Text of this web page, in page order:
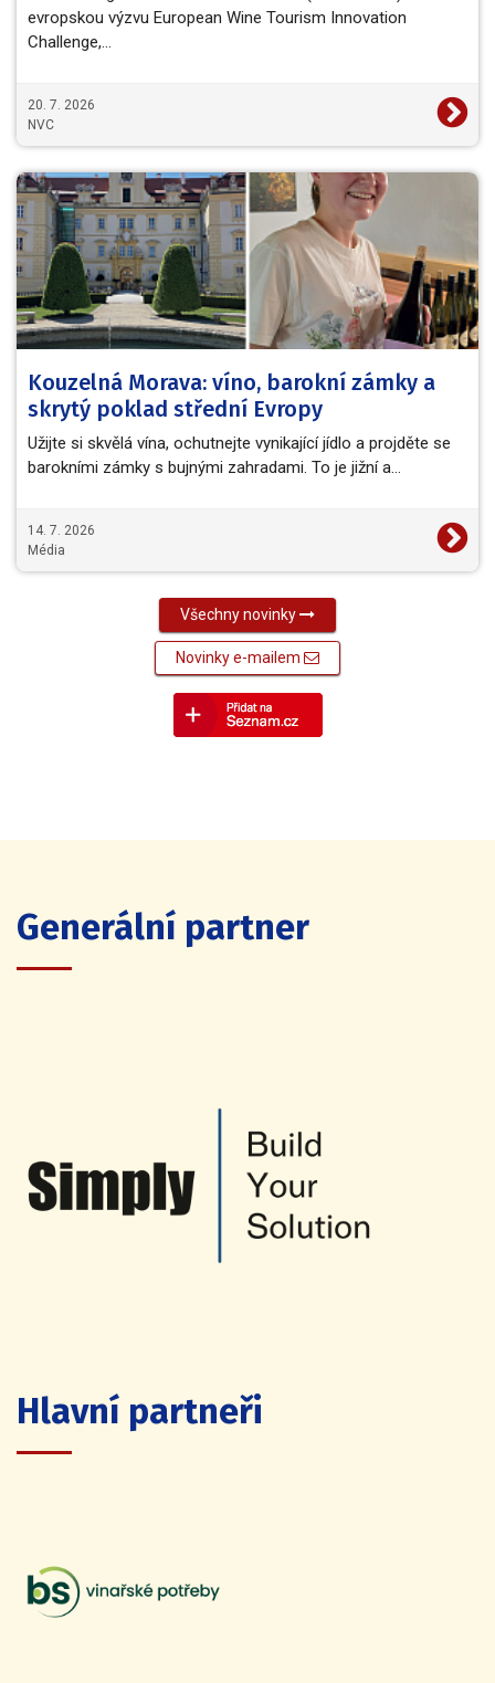
evropskou výzvu European Wine Tourism Innovation
Challenge,…
20. 7. 2026
NVC
Kouzelná Morava: víno, barokní zámky a
skrytý poklad střední Evropy
Užijte si skvělá vína, ochutnejte vynikající jídlo a projděte se
barokními zámky s bujnými zahradami. To je jižní a…
14. 7. 2026
Média
Všechny novinky
Novinky e-mailem
Generální partner
Hlavní partneři